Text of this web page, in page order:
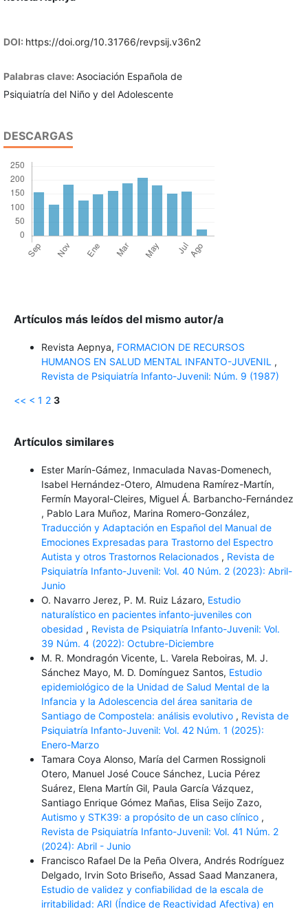
DOI: https://doi.org/10.31766/revpsij.v36n2
Palabras clave: Asociación Española de
Psiquiatría del Niño y del Adolescente
DESCARGAS
Artículos más leídos del mismo autor/a
Revista Aepnya, FORMACION DE RECURSOS
HUMANOS EN SALUD MENTAL INFANTO-JUVENIL ,
Revista de Psiquiatría Infanto-Juvenil: Núm. 9 (1987)
<< < 1 2 3
Artículos similares
Ester Marín-Gámez, Inmaculada Navas-Domenech,
Isabel Hernández-Otero, Almudena Ramírez-Martín,
Fermín Mayoral-Cleires, Miguel Á. Barbancho-Fernández
, Pablo Lara Muñoz, Marina Romero-González,
Traducción y Adaptación en Español del Manual de
Emociones Expresadas para Trastorno del Espectro
Autista y otros Trastornos Relacionados , Revista de
Psiquiatría Infanto-Juvenil: Vol. 40 Núm. 2 (2023): Abril-
Junio
O. Navarro Jerez, P. M. Ruiz Lázaro, Estudio
naturalístico en pacientes infanto-juveniles con
obesidad , Revista de Psiquiatría Infanto-Juvenil: Vol.
39 Núm. 4 (2022): Octubre-Diciembre
M. R. Mondragón Vicente, L. Varela Reboiras, M. J.
Sánchez Mayo, M. D. Domínguez Santos, Estudio
epidemiológico de la Unidad de Salud Mental de la
Infancia y la Adolescencia del área sanitaria de
Santiago de Compostela: análisis evolutivo , Revista de
Psiquiatría Infanto-Juvenil: Vol. 42 Núm. 1 (2025):
Enero-Marzo
Tamara Coya Alonso, María del Carmen Rossignoli
Otero, Manuel José Couce Sánchez, Lucia Pérez
Suárez, Elena Martín Gil, Paula García Vázquez,
Santiago Enrique Gómez Mañas, Elisa Seijo Zazo,
Autismo y STK39: a propósito de un caso clínico ,
Revista de Psiquiatría Infanto-Juvenil: Vol. 41 Núm. 2
(2024): Abril - Junio
Francisco Rafael De la Peña Olvera, Andrés Rodríguez
Delgado, Irvin Soto Briseño, Assad Saad Manzanera,
Estudio de validez y confiabilidad de la escala de
irritabilidad: ARI (Índice de Reactividad Afectiva) en